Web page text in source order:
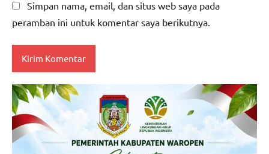
Simpan nama, email, dan situs web saya pada
peramban ini untuk komentar saya berikutnya.